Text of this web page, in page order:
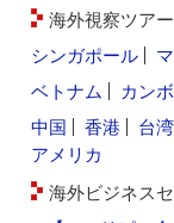
海外視察ツアー
シンガポール
ベトナム
カン
中国
香港 台湾
アメリカ
海外ビジネス